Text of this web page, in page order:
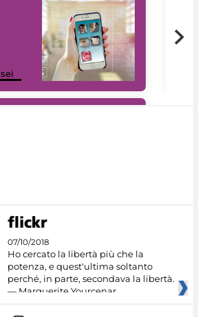
07/10/2018
Ho cercato la libertà più che la
potenza, e quest'ultima soltanto
perché, in parte, secondava la libertà.
— Marguerite Yourcenar